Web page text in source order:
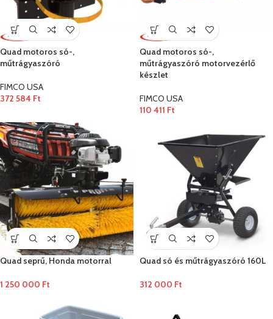
Quad motoros só-,
műtrágyaszóró
FIMCO USA
372 584 Ft
Quad motoros só-,
műtrágyaszóró motorvezérlő
készlet
FIMCO USA
110 411 Ft
Quad seprű, Honda motorral
1 250 000 Ft
Quad só és műtrágyaszóró 160L
312 000 Ft